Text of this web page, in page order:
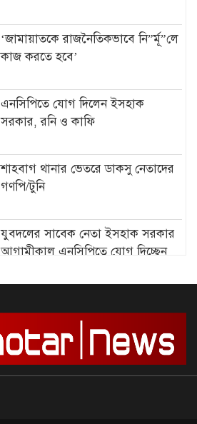
‘জামায়াতকে রাজনৈতিকভাবে নি”র্মূ”লে
কাজ করতে হবে’
এনসিপিতে যোগ দিলেন ইসহাক
সরকার, রনি ও কাফি
শাহবাগ থানার ভেতরে ডাকসু নেতাদের
গণপি/টুনি
যুবদলের সাবেক নেতা ইসহাক সরকার
আগামীকাল এনসিপিতে যোগ দিচ্ছেন
পরোয়ানা
সাগরে আজ থেকে ৫৮ দিনের জন্য মাছ